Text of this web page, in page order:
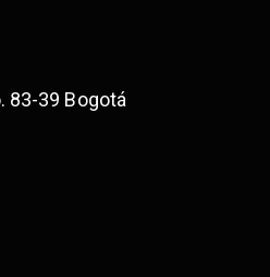
83-39 Bogotá